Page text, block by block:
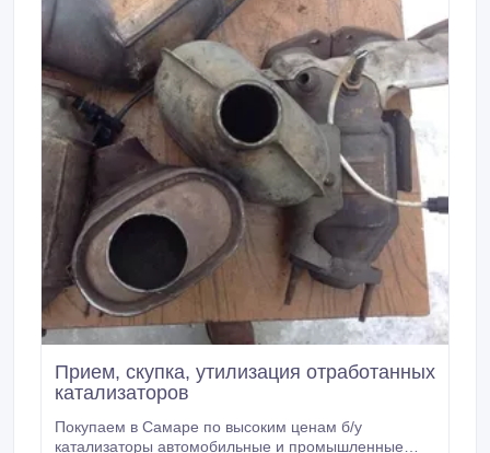
Прием, скупка, утилизация отработанных
катализаторов
Покупаем в Самаре по высоким ценам б/у
катализаторы автомобильные и промышленные